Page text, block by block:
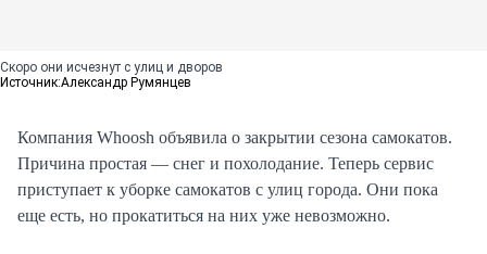
Скоро они исчезнут с улиц и дворов
Источник:Александр Румянцев
Компания Whoosh объявила о закрытии сезона самокатов.
Причина простая — снег и похолодание. Теперь сервис
приступает к уборке самокатов с улиц города. Они пока
еще есть, но прокатиться на них уже невозможно.